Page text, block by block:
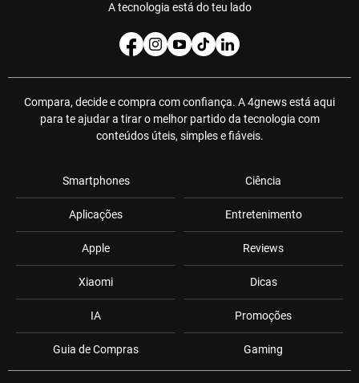
A tecnologia está do teu lado
Compara, decide e compra com confiança. A 4gnews está aqui
para te ajudar a tirar o melhor partido da tecnologia com
conteúdos úteis, simples e fiáveis.
Smartphones
Aplicações
Apple
Xiaomi
IA
Guia de Compras
Ciência
Entretenimento
Reviews
Dicas
Promoções
Gaming